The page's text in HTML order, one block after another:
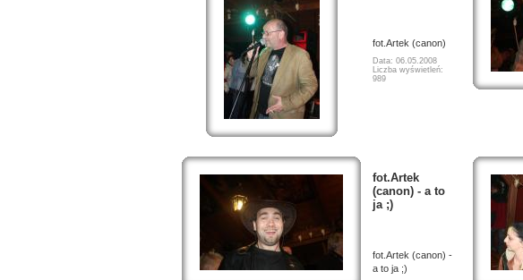
fot.Artek (canon)
Data: 06.05.2008
Liczba wyświetleń:
989
fot.Artek
(canon) - a to
ja ;)
fot.Artek (canon) -
a to ja ;)